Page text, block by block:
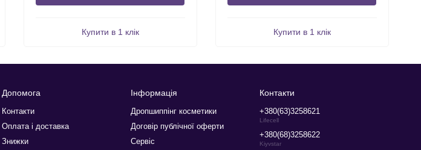
Купити в 1 клік Купити в 1 клік
Допомога
Контакти
Оплата і доставка
Знижки
Інформація
Дропшиппінг косметики
Договір публічної оферти
Сервіс
Контакти
+380(63)3258621
Lifecell
+380(68)3258622
Kiyvstar